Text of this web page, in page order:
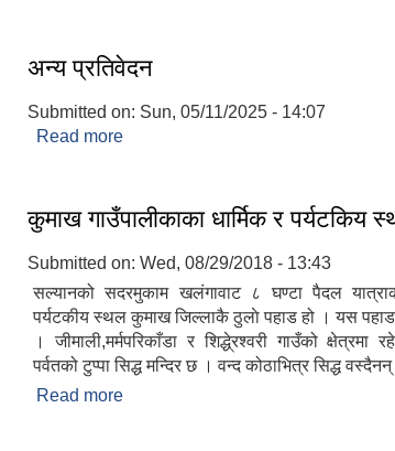
अन्य प्रतिवेदन
Submitted on: Sun, 05/11/2025 - 14:07
Read more
कुमाख गाउँपालीकाका धार्मिक र पर्यटकिय
Submitted on: Wed, 08/29/2018 - 13:43
सल्यानको सदरमुकाम खलंगावाट ८ घण्टा पैदल
पर्यटकीय स्थल कुमाख जिल्लाकै ठुलाे पहाड हो । यस
। जीमाली,मर्मपरिकाँडा र शिद्धे्रश्वरी गाउँको
पर्वतको टुप्पा सिद्ध मन्दिर छ । वन्द कोठाभित्र सिद्ध
Read more